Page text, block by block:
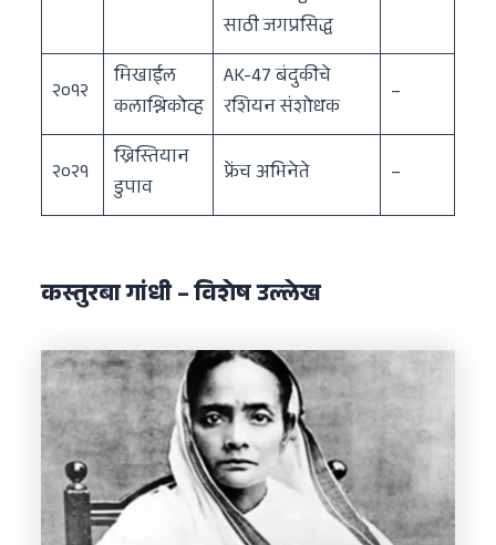
साठी जगप्रसिद्ध
२०१२
मिखाईल
कलाश्निकोव्ह
AK-47 बंदुकीचे
रशियन संशोधक
–
२०२१
ख्रिस्तियान
डुपाव
फ्रेंच अभिनेते –
कस्तुरबा गांधी – विशेष उल्लेख